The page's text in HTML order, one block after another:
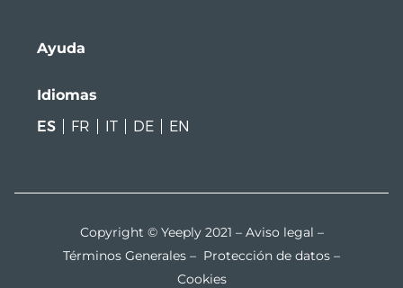
Ayuda
Idiomas
ES
FR IT DE EN
Copyright © Yeeply 2021 – Aviso legal –
Términos Generales – Protección de datos –
Cookies